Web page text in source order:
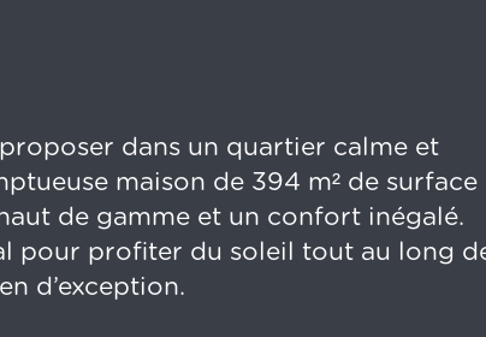
dans un quartier calme et
maison de 394 m² de surface
de gamme et un confort inégalé.
pour profiter du soleil tout au long
d’exception.